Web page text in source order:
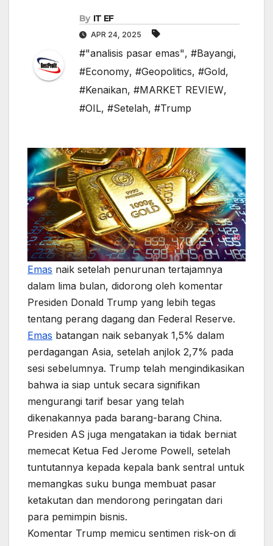
By IT EF
APR 24, 2025
#"analisis pasar emas", #Bayangi,
#Economy, #Geopolitics, #Gold,
#Kenaikan, #MARKET REVIEW,
#OIL, #Setelah, #Trump
Emas naik setelah penurunan tertajamnya
dalam lima bulan, didorong oleh komentar
Presiden Donald Trump yang lebih tegas
tentang perang dagang dan Federal Reserve.
Emas batangan naik sebanyak 1,5% dalam
perdagangan Asia, setelah anjlok 2,7% pada
sesi sebelumnya. Trump telah mengindikasikan
bahwa ia siap untuk secara signifikan
mengurangi tarif besar yang telah
dikenakannya pada barang-barang China.
Presiden AS juga mengatakan ia tidak berniat
memecat Ketua Fed Jerome Powell, setelah
tuntutannya kepada kepala bank sentral untuk
memangkas suku bunga membuat pasar
ketakutan dan mendorong peringatan dari
para pemimpin bisnis.
Komentar Trump memicu sentimen risk-on di